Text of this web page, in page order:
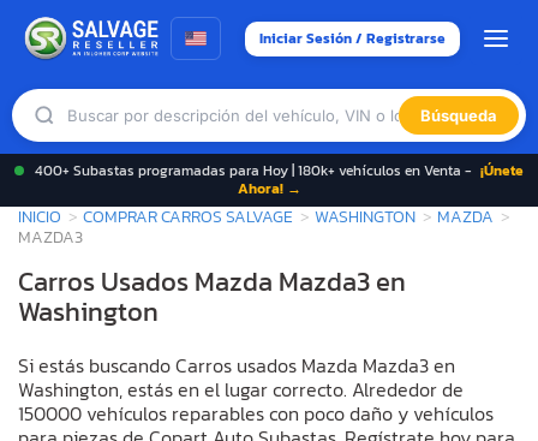
Iniciar Sesión / Registrarse
Búsqueda
400+ Subastas programadas para Hoy | 180k+ vehículos en Venta - ¡Únete
Ahora! →
INICIO COMPRAR CARROS SALVAGE WASHINGTON
MAZDA
MAZDA3
Carros Usados Mazda Mazda3 en
Washington
Si estás buscando Carros usados Mazda Mazda3 en
Washington, estás en el lugar correcto. Alrededor de
150000 vehículos reparables con poco daño y vehículos